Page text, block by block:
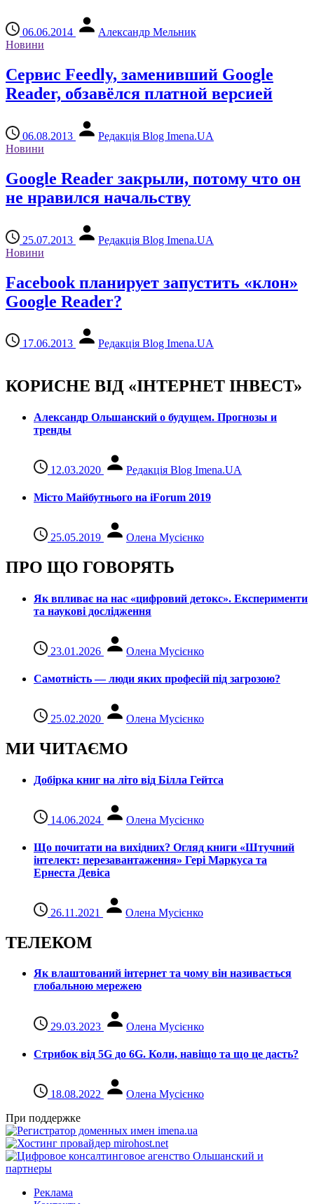
06.06.2014
Александр Мельник
Новини
Сервис Feedly, заменивший Google
Reader, обзавёлся платной версией
06.08.2013
Редакція Blog Imena.UA
Новини
Google Reader закрыли, потому что он
не нравился начальству
25.07.2013
Редакція Blog Imena.UA
Новини
Facebook планирует запустить «клон»
Google Reader?
17.06.2013 Редакція Blog Imena.UA
КОРИСНЕ ВІД «ІНТЕРНЕТ ІНВЕСТ»
Александр Ольшанский о будущем. Прогнозы и
тренды
12.03.2020 Редакція Blog Imena.UA
Місто Майбутнього на iForum 2019
25.05.2019 Олена Мусієнко
ПРО ЩО ГОВОРЯТЬ
Як впливає на нас «цифровий детокс». Експерименти
та наукові дослідження
23.01.2026 Олена Мусієнко
Самотність — люди яких професій під загрозою?
25.02.2020 Олена Мусієнко
МИ ЧИТАЄМО
Добірка книг на літо від Білла Гейтса
14.06.2024 Олена Мусієнко
Що почитати на вихідних? Огляд книги «Штучний
інтелект: перезавантаження» Гері Маркуса та
Ернеста Девіса
26.11.2021 Олена Мусієнко
ТЕЛЕКОМ
Як влаштований інтернет та чому він називається
глобальною мережею
29.03.2023 Олена Мусієнко
Стрибок від 5G до 6G. Коли, навіщо та що це даcть?
18.08.2022
Олена Мусієнко
При поддержке
Реклама